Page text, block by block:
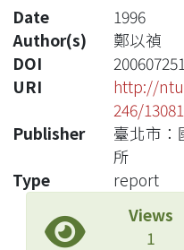
Date
1996
Author(s)
鄭以禎
DOI
URI
http://
246/13081
Publisher
臺北市：
所
Type
report
Views
1